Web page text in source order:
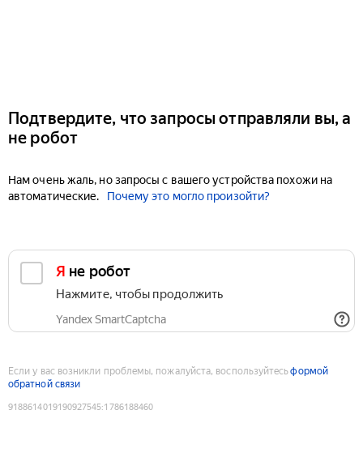
Подтвердите, что запросы отправляли вы, а
не робот
Нам очень жаль, но запросы с вашего устройства похожи на
автоматические.
Почему это могло произойти?
Я не робот
Нажмите, чтобы продолжить
Yandex SmartCaptcha
Если у вас возникли проблемы, пожалуйста, воспользуйтесьформой
обратной связи
9188614019190927545:1786188460